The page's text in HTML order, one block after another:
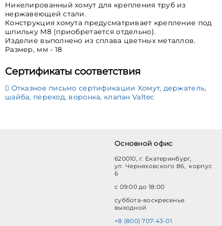
Никелированный хомут для крепления труб из
нержавеющей стали.
Конструкция хомута предусматривает крепление под
шпильку М8 (приобретается отдельно).
Изделие выполнено из сплава цветных металлов.
Размер, мм - 18
Сертификаты соответствия
Отказное письмо сертификации Хомут, держатель,
шайба, переход, воронка, клапан Valtec
Основной офис
620010, г. Екатеринбург,
ул. Черняховского 86, корпус
6
с 09:00 до 18:00
суббота-воскресенье
выходной
+8 (800) 707-43-01